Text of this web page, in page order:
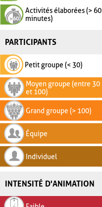
Activités élaborées (> 60
minutes)
PARTICIPANTS
Petit groupe (< 30)
Moyen groupe (entre 30
et 100)
Grand groupe (> 100)
Équipe
Individuel
INTENSITÉ D'ANIMATION